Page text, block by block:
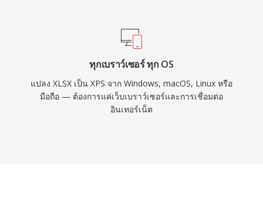
ทุกเบราว์เซอร์ ทุก OS
แปลง XLSX เป็น XPS จาก Windows, macOS, Linux หรือ
มือถือ — ต้องการแค่เว็บเบราว์เซอร์และการเชื่อมต่อ
อินเทอร์เน็ต